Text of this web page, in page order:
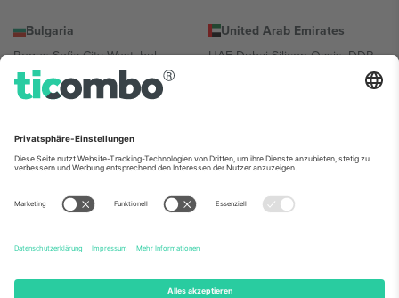
Bulgaria
Regus Sofia City West, bul
Totleben 53-55, 1606 Sofia,
Bulgaria
United Arab Emirates
UAE Dubai Silicon Oasis, DDP
Building A1, Office 302, Dubai,
Mexico
Av Chapultepec 360, Roma
Norte, Cuauhtémoc, 06700
Ciudad de México, CDMX,
Mexico
Die juristische Person des Plattformanbieters kann je nach
Informationen finden Sie auf der jeweiligen Veranstaltungsseite, im